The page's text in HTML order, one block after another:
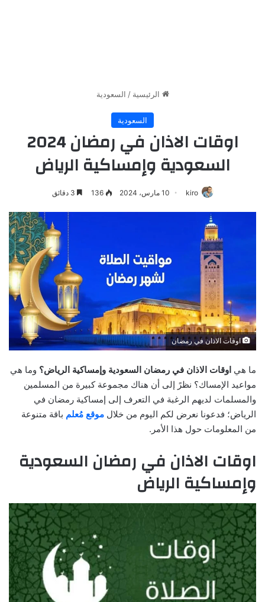
الرئيسية / السعودية
السعودية
اوقات الاذان في رمضان 2024
السعودية وإمساكية الرياض
kiro 10 مارس، 2024 136
اوقات الاذان في رمضان
ما هي اوقات الاذان في رمضان السعودية وإمساكية الرياض؟ وما هي
مواعيد الإمساك؟ نظرً إلى أن هناك مجموعة كبيرة من المسلمين
والمسلمات لديهم الرغبة في التعرف إلى إمساكية رمضان في
الرياض؛ فدعونا نعرض لكم اليوم من خلال موقع مُعلم باقة متنوعة
من المعلومات حول هذا الأمر.
اوقات الاذان في رمضان السعودية
وإمساكية الرياض